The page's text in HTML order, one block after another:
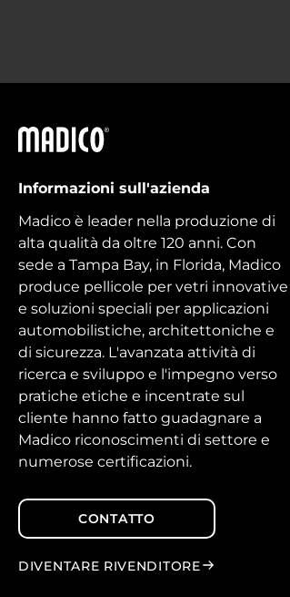
Madico
Informazioni sull'azienda
Madico è leader nella produzione di
alta qualità da oltre 120 anni. Con
sede a Tampa Bay, in Florida, Madico
produce pellicole per vetri innovative
e soluzioni speciali per applicazioni
automobilistiche, architettoniche e
di sicurezza. L'avanzata attività di
ricerca e sviluppo e l'impegno verso
pratiche etiche e incentrate sul
cliente hanno fatto guadagnare a
Madico riconoscimenti di settore e
numerose certificazioni.
CONTATTO
DIVENTARE RIVENDITORE